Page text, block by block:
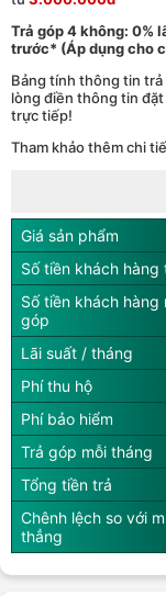
Trả góp 4 không: 0%
trước* (Áp dụng cho
Bảng tính thông tin trả
lòng điền thông tin
trực tiếp!
Tham khảo thêm chi
Giá sản phẩm
Số tiền khách hàng
Số tiền khách hàng
góp
Lãi suất / tháng
Phí thu hộ
Phí bảo hiểm
Trả góp mỗi tháng
Tổng tiền trả
Chênh lệch so với
thẳng